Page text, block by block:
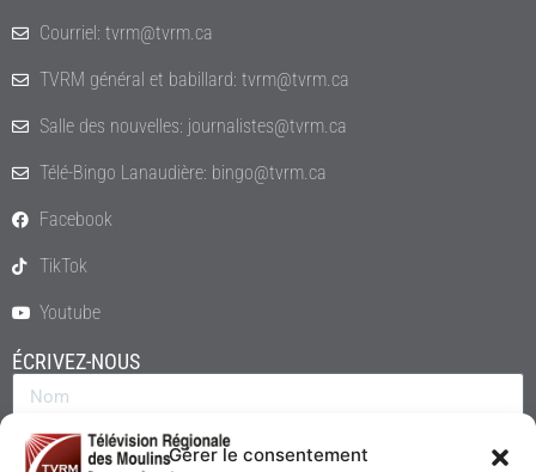
Gérer le consentement
Courriel: tvrm@tvrm.ca
TVRM général et babillard: tvrm@tvrm.ca
Salle des nouvelles: journalistes@tvrm.ca
Télé-Bingo Lanaudière: bingo@tvrm.ca
Facebook
TikTok
Youtube
ÉCRIVEZ-NOUS